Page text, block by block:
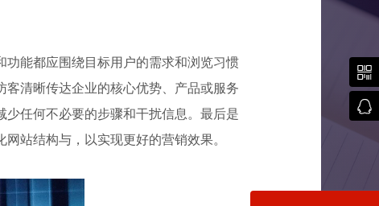
用指南
能都应围绕目标用户的需求和浏览习惯
清晰传达企业的核心优势、产品或服务
任何不必要的步骤和干扰信息。最后是
站结构与，以实现更好的营销效果。

